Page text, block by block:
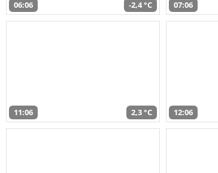
06:06 -2,4 °C 07:06
11:06 2,3 °C 12:06